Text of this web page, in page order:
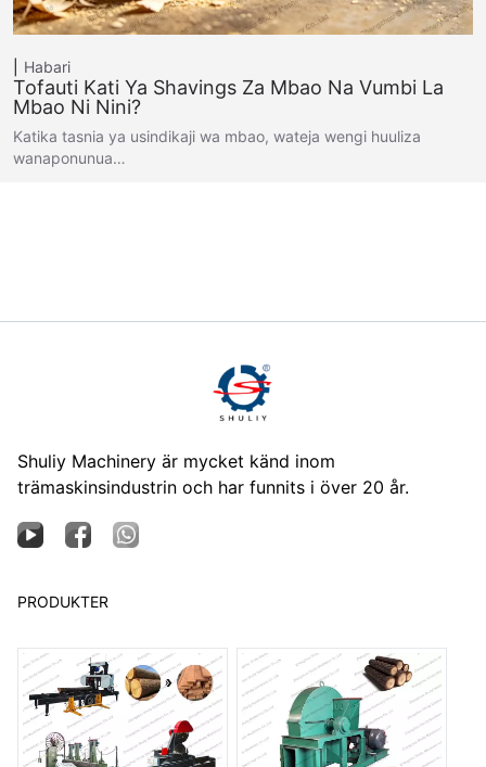
Habari
Tofauti Kati Ya Shavings Za Mbao Na Vumbi La
Mbao Ni Nini?
Katika tasnia ya usindikaji wa mbao, wateja wengi huuliza
wanaponunua…
Shuliy Machinery är mycket känd inom
trämaskinsindustrin och har funnits i över 20 år.
PRODUKTER